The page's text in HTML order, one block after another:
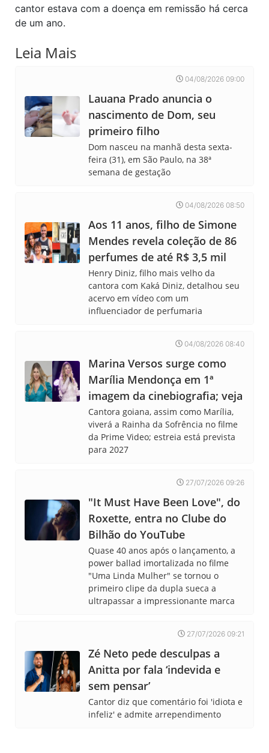
cantor estava com a doença em remissão há cerca
de um ano.
Leia Mais
04/08/2026 09:00
Lauana Prado anuncia o
nascimento de Dom, seu
primeiro filho
Dom nasceu na manhã desta sexta-
feira (31), em São Paulo, na 38ª
semana de gestação
04/08/2026 08:50
Aos 11 anos, filho de Simone
Mendes revela coleção de 86
perfumes de até R$ 3,5 mil
Henry Diniz, filho mais velho da
cantora com Kaká Diniz, detalhou seu
acervo em vídeo com um
influenciador de perfumaria
04/08/2026 08:40
Marina Versos surge como
Marília Mendonça em 1ª
imagem da cinebiografia; veja
Cantora goiana, assim como Marília,
viverá a Rainha da Sofrência no filme
da Prime Video; estreia está prevista
para 2027
27/07/2026 09:26
"It Must Have Been Love", do
Roxette, entra no Clube do
Bilhão do YouTube
Quase 40 anos após o lançamento, a
power ballad imortalizada no filme
"Uma Linda Mulher" se tornou o
primeiro clipe da dupla sueca a
ultrapassar a impressionante marca
27/07/2026 09:21
Zé Neto pede desculpas a
Anitta por fala ‘indevida e
sem pensar’
Cantor diz que comentário foi 'idiota e
infeliz' e admite arrependimento